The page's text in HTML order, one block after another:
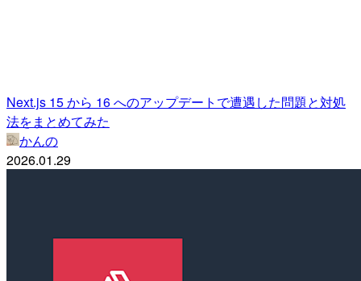
Next.js 15 から 16 へのアップデートで遭遇した問題と対処
法をまとめてみた
かんの
2026.01.29